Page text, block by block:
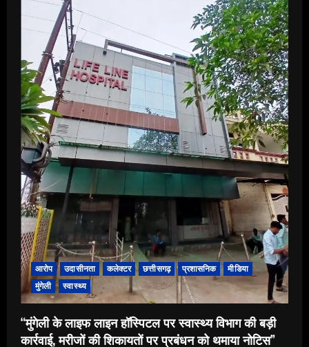
पार्षद?
खुद
के
बोर्ड
के
नीचे
कचरे
का
अंबार,विनोबा
भावे
वार्ड
में
पसरी
गंदगी
ने
खोली
निष्क्रियता
पोल,
रहवासियों
में
आक्रोश।
आरोप उदासीनता कलेक्टर छत्तीसगढ़ प्रशासनिक
मीडिया
मुंगेली
स्वास्थ्य
“मुंगेली के लाइफ लाइन हॉस्पिटल पर स्वास्थ्य विभाग की बड़ी
कार्रवाई, मरीजों की शिकायतों पर प्रबंधन को थमाया नोटिस”